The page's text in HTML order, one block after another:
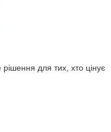
для тих, хто цінує